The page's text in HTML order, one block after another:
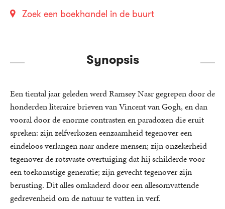
Zoek een boekhandel in de buurt
Synopsis
Een tiental jaar geleden werd Ramsey Nasr gegrepen door de
honderden literaire brieven van Vincent van Gogh, en dan
vooral door de enorme contrasten en paradoxen die eruit
spreken: zijn zelfverkozen eenzaamheid tegenover een
eindeloos verlangen naar andere mensen; zijn onzekerheid
tegenover de rotsvaste overtuiging dat hij schilderde voor
een toekomstige generatie; zijn gevecht tegenover zijn
berusting. Dit alles omkaderd door een allesomvattende
gedrevenheid om de natuur te vatten in verf.